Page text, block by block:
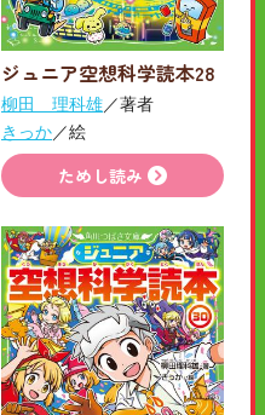
ジュニア空想科学読本28
柳田 理科雄／著者
きっか／絵
ためし読み